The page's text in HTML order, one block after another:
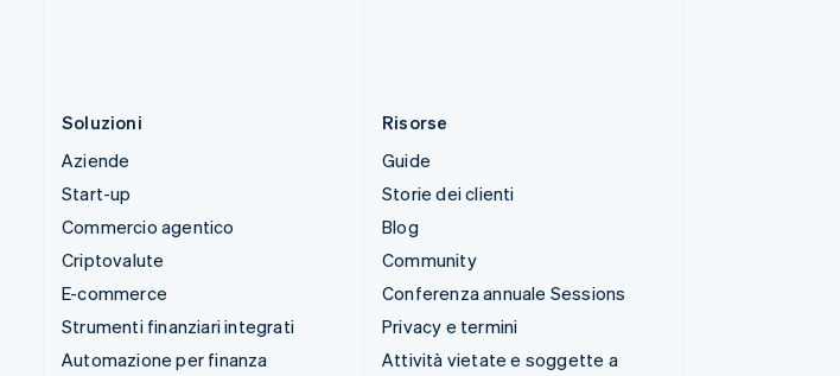
Soluzioni
Aziende
Start-up
Commercio agentico
Criptovalute
E-commerce
Strumenti finanziari integrati
Automazione per finanza
Risorse
Guide
Storie dei clienti
Blog
Community
Conferenza annuale Sessions
Privacy e termini
Attività vietate e soggette a